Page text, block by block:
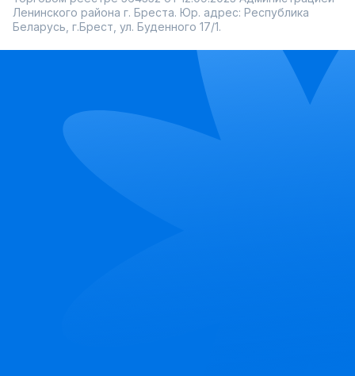
Ленинского района г. Бреста. Юр. адрес: Республика
Беларусь, г.Брест, ул. Буденного 17/1.